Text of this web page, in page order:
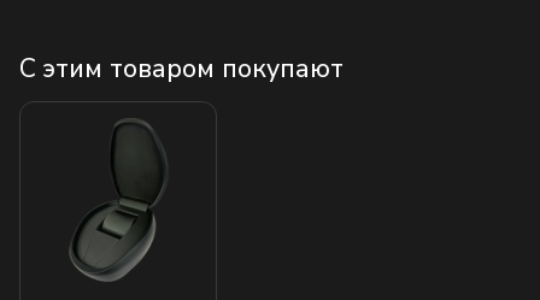
С этим товаром покупают